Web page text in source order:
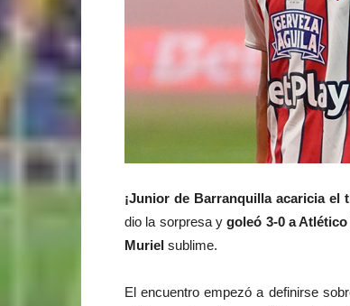
¡Junior de Barranquilla acaricia el
dio la sorpresa ygoleó 3-0 a
Muriel sublime.
El encuentro empezó a definirse